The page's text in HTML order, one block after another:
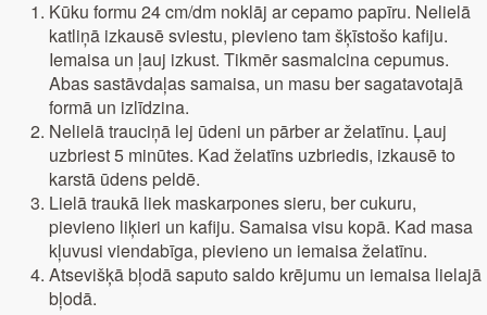
Kūku formu 24 cm/dm noklāj ar cepamo papīru. Nelielā
katliņā izkausē sviestu, pievieno tam šķīstošo kafiju.
Iemaisa un ļauj izkust. Tikmēr sasmalcina cepumus.
Abas sastāvdaļas samaisa, un masu ber sagatavotajā
formā un izlīdzina.
Nelielā trauciņā lej ūdeni un pārber ar želatīnu. Ļauj
uzbriest 5 minūtes. Kad želatīns uzbriedis, izkausē to
karstā ūdens peldē.
Lielā traukā liek maskarpones sieru, ber cukuru,
pievieno liķieri un kafiju. Samaisa visu kopā. Kad masa
kļuvusi viendabīga, pievieno un iemaisa želatīnu.
Atsevišķā bļodā saputo saldo krējumu un iemaisa lielajā
bļodā.